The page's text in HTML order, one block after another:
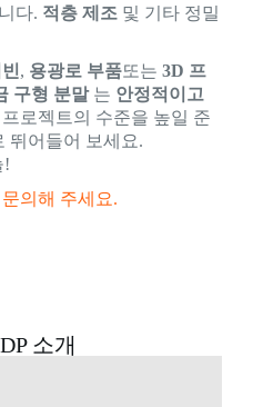
다. 적층 제조 및 기타 정밀
, 용광로 부품또는 3D 프
구형 분말는 안정적이고
로젝트의 수준을 높일 준
뛰어들어 보세요.
!
의해 주세요.
소개